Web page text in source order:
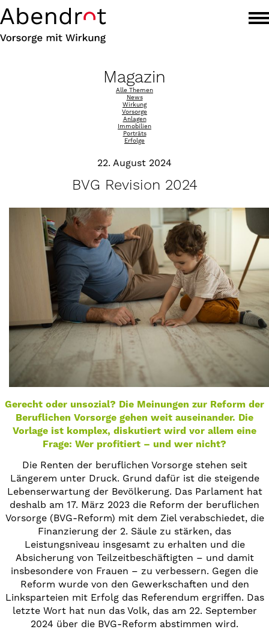
Magazin
Alle Themen
News
Wirkung
Vorsorge
Anlagen
Immobilien
Porträts
Erfolge
22. August 2024
BVG Revision 2024
Gerecht oder unsozial? Die Meinungen zur Reform der
Beruflichen Vorsorge gehen weit auseinander. Die
Vorlage ist komplex, diskutiert wird vor allem eine
Frage: Wer profitiert – und wer nicht?
Die Renten der beruflichen Vorsorge stehen seit
Längerem unter Druck. Grund dafür ist die steigende
Lebenserwartung der Bevölkerung. Das Parlament hat
deshalb am 17. März 2023 die Reform der beruflichen
Vorsorge (BVG-Reform) mit dem Ziel verabschiedet, die
Finanzierung der 2. Säule zu stärken, das
Leistungsniveau insgesamt zu erhalten und die
Absicherung von Teilzeitbeschäftigten – und damit
insbesondere von Frauen – zu verbessern. Gegen die
Reform wurde von den Gewerkschaften und den
Linksparteien mit Erfolg das Referendum ergriffen. Das
letzte Wort hat nun das Volk, das am 22. September
2024 über die BVG-Reform abstimmen wird.